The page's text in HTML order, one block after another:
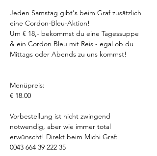
Jeden Samstag gibt's beim Graf zusätzlich
eine Cordon-Bleu-Aktion!
Um € 18,- bekommst du eine Tagessuppe
& ein Cordon Bleu mit Reis - egal ob du
Mittags oder Abends zu uns kommst!
Menüpreis:
€ 18.00
Vorbestellung ist nicht zwingend
notwendig, aber wie immer total
erwünscht! Direkt beim Michi Graf:
0043 664 39 222 35